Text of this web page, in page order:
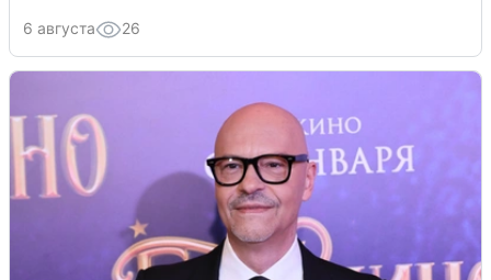
6 августа 26